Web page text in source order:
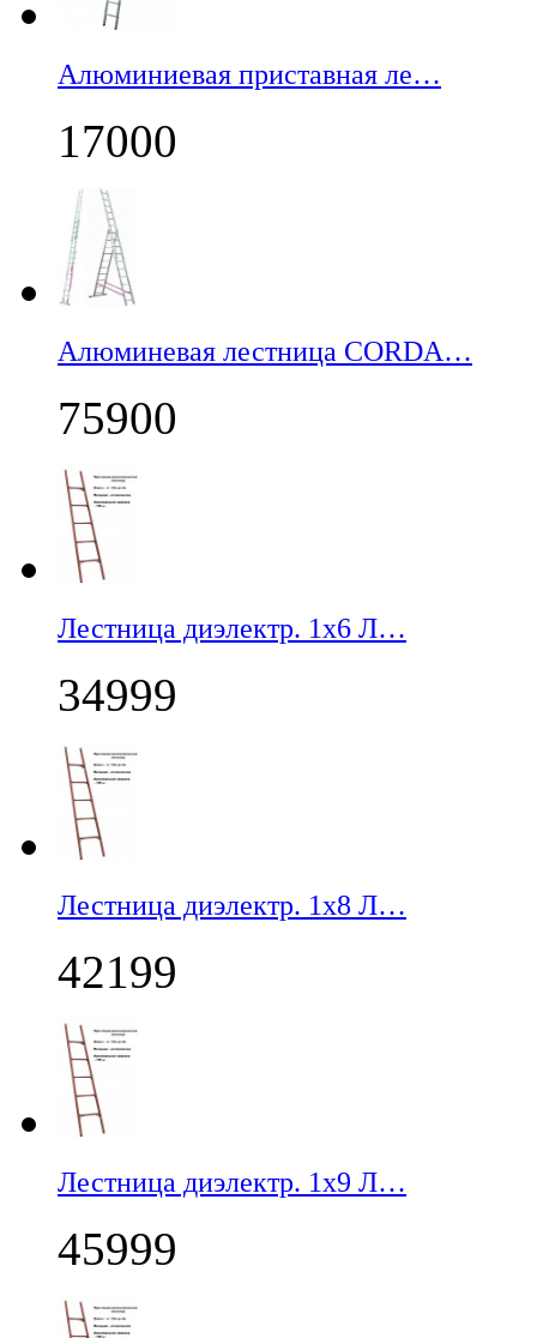
Алюминиевая приставная ле…
17000
Алюминевая лестница CORDA…
75900
Лестница диэлектр. 1х6 Л…
34999
Лестница диэлектр. 1х8 Л…
42199
Лестница диэлектр. 1х9 Л…
45999